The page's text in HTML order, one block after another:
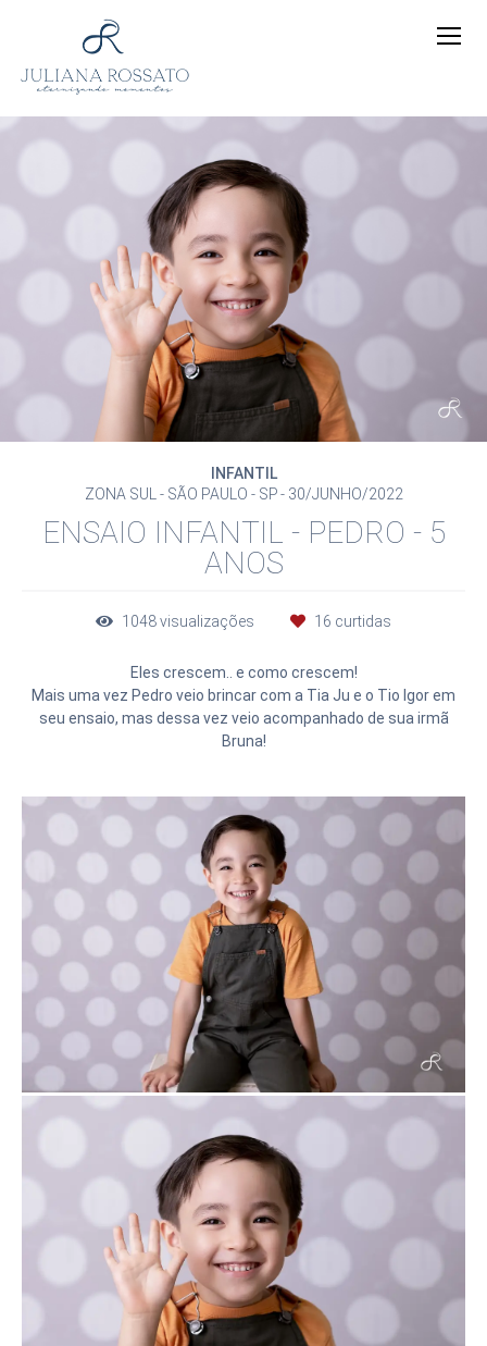
INFANTIL
ZONA SUL - SÃO PAULO - SP
30/JUNHO/2022
ENSAIO INFANTIL - PEDRO - 5
ANOS
1048visualizações 16 curtidas
Eles crescem.. e como crescem!
Mais uma vez Pedro veio brincar com a Tia Ju e o Tio Igor em
seu ensaio, mas dessa vez veio acompanhado de sua irmã
Bruna!